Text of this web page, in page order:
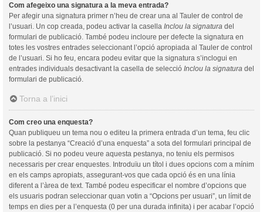
Com afegeixo una signatura a la meva entrada?
Per afegir una signatura primer n’heu de crear una al Tauler de control de
l’usuari. Un cop creada, podeu activar la casella Inclou la signatura del
formulari de publicació. També podeu incloure per defecte la signatura en
totes les vostres entrades seleccionant l’opció apropiada al Tauler de control
de l’usuari. Si ho feu, encara podeu evitar que la signatura s’inclogui en
entrades individuals desactivant la casella de selecció Inclou la signatura del
formulari de publicació.
Torna a l’inici
Com creo una enquesta?
Quan publiqueu un tema nou o editeu la primera entrada d’un tema, feu clic
sobre la pestanya “Creació d’una enquesta” a sota del formulari principal de
publicació. Si no podeu veure aquesta pestanya, no teniu els permisos
necessaris per crear enquestes. Introduïu un títol i dues opcions com a mínim
en els camps apropiats, assegurant-vos que cada opció és en una línia
diferent a l’àrea de text. També podeu especificar el nombre d’opcions que
els usuaris podran seleccionar quan votin a “Opcions per usuari”, un límit de
temps en dies per a l’enquesta (0 per una durada infinita) i per acabar l’opció